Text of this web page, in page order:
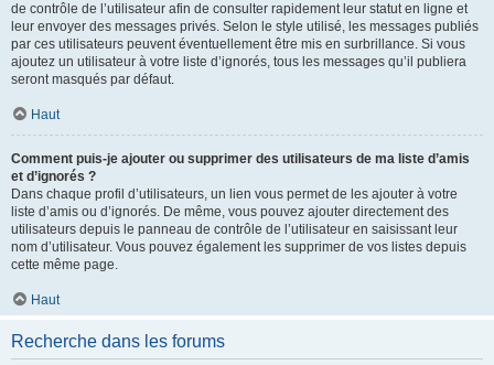
de contrôle de l’utilisateur afin de consulter rapidement leur statut en ligne et
leur envoyer des messages privés. Selon le style utilisé, les messages publiés
par ces utilisateurs peuvent éventuellement être mis en surbrillance. Si vous
ajoutez un utilisateur à votre liste d’ignorés, tous les messages qu’il publiera
seront masqués par défaut.
Haut
Comment puis-je ajouter ou supprimer des utilisateurs de ma liste d’amis
et d’ignorés ?
Dans chaque profil d’utilisateurs, un lien vous permet de les ajouter à votre
liste d’amis ou d’ignorés. De même, vous pouvez ajouter directement des
utilisateurs depuis le panneau de contrôle de l’utilisateur en saisissant leur
nom d’utilisateur. Vous pouvez également les supprimer de vos listes depuis
cette même page.
Haut
Recherche dans les forums